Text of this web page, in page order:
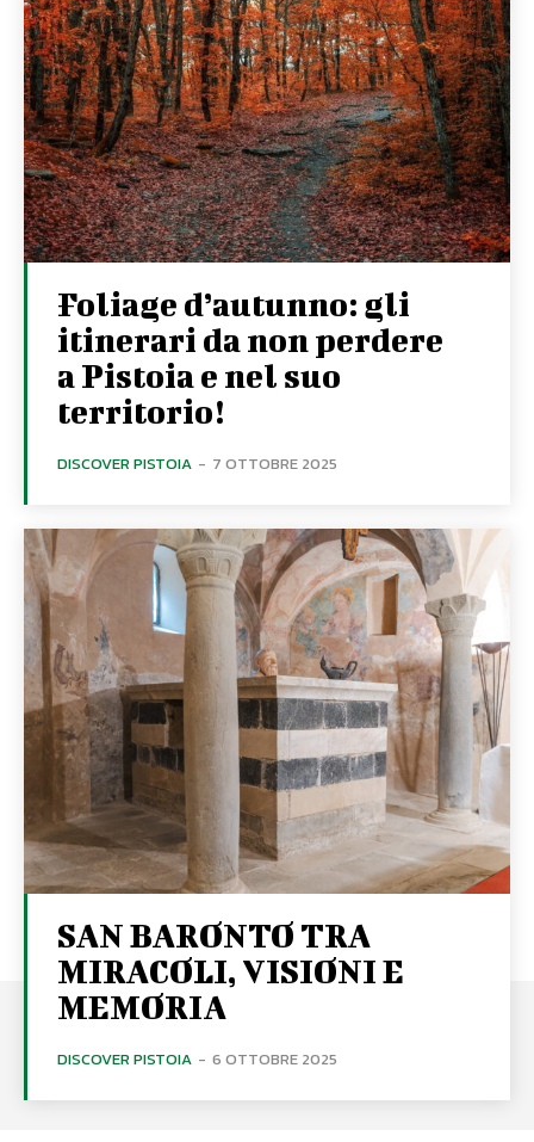
Foliage d’autunno: gli
itinerari da non perdere
a Pistoia e nel suo
territorio!
DISCOVER PISTOIA - 7 OTTOBRE 2025
SAN BARONTO TRA
MIRACOLI, VISIONI E
MEMORIA
DISCOVER PISTOIA - 6 OTTOBRE 2025